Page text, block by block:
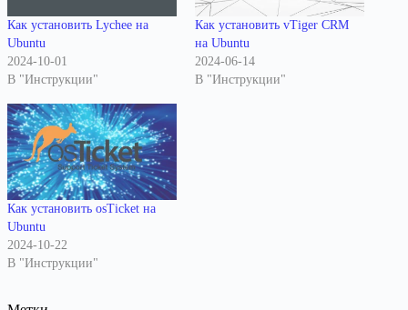
Как установить Lychee на
Ubuntu
2024-10-01
В "Инструкции"
Как установить vTiger CRM
на Ubuntu
2024-06-14
В "Инструкции"
Как установить osTicket на
Ubuntu
2024-10-22
В "Инструкции"